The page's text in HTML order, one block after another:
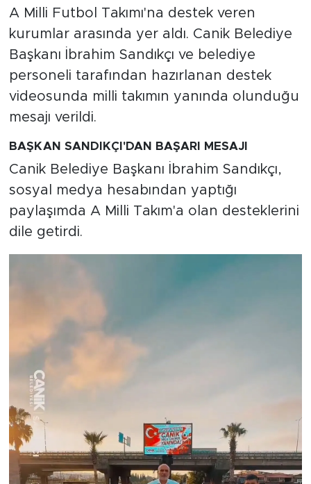
A Milli Futbol Takımı'na destek veren
kurumlar arasında yer aldı. Canik Belediye
Başkanı İbrahim Sandıkçı ve belediye
personeli tarafından hazırlanan destek
videosunda milli takımın yanında olunduğu
mesajı verildi.
BAŞKAN SANDIKÇI'DAN BAŞARI MESAJI
Canik Belediye Başkanı İbrahim Sandıkçı,
sosyal medya hesabından yaptığı
paylaşımda A Milli Takım'a olan desteklerini
dile getirdi.